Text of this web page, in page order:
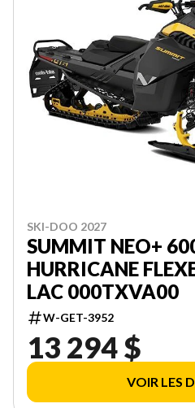
SKI-DOO 2027
SUMMIT NEO+
HURRICANE
LAC 000TXVA00
W-GET-3952
13 294 $
VOIR LES